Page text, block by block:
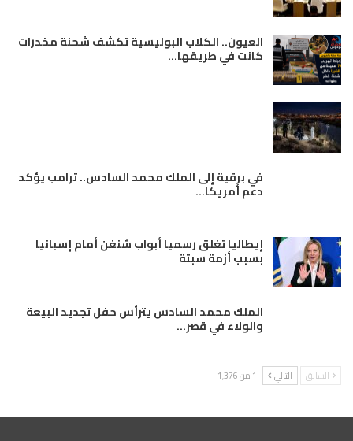
العيون.. الكلاب البوليسية تكشف شحنة مخدرات
كانت في طريقها…
في برقية إلى الملك محمد السادس.. ترامب يؤكد
دعم أمريكا…
إيطاليا تغلق رسميا أبواب شنغن أمام إسبانيا
بسبب أزمة سبتة
الملك محمد السادس يترأس حفل تجديد البيعة
والولاء في قصر…
السابق التالي 1 من 1٬376